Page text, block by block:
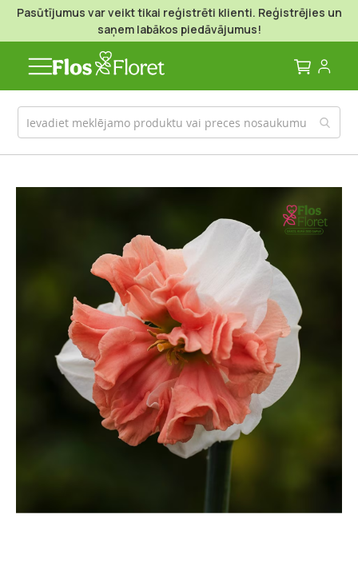
Pasūtījumus var veikt tikai reģistrēti klienti. Reģistrējies un
saņem labākos piedāvājumus!
Mans